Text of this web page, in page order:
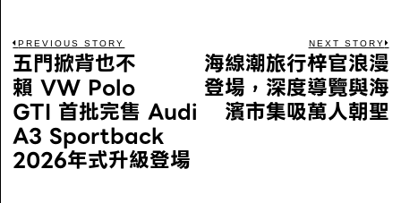
PREVIOUS STORY
五門掀背也不
賴 VW Polo
GTI 首批完售 Audi
A3 Sportback
2026年式升級登場
NEXT STORY
海線潮旅行梓官浪漫
登場，深度導覽與海
濱市集吸萬人朝聖